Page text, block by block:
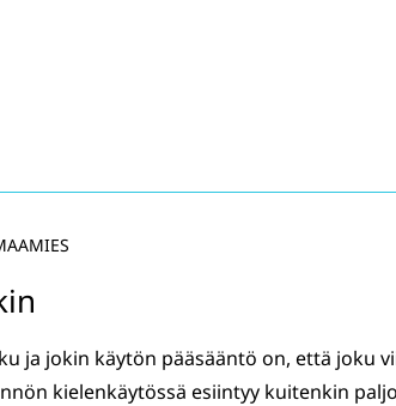
ja jokin käytön pääsääntö on, että joku
kielenkäytössä esiintyy kuitenkin